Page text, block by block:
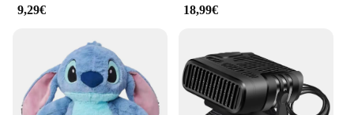
9,29€ 18,99€